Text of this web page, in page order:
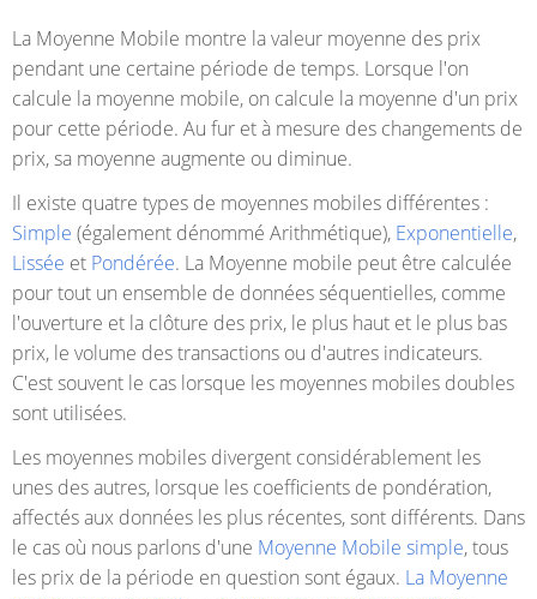
La Moyenne Mobile montre la valeur moyenne des prix
pendant une certaine période de temps. Lorsque l'on
calcule la moyenne mobile, on calcule la moyenne d'un prix
pour cette période. Au fur et à mesure des changements de
prix, sa moyenne augmente ou diminue.
Il existe quatre types de moyennes mobiles différentes :
Simple (également dénommé Arithmétique), Exponentielle,
Lissée et Pondérée. La Moyenne mobile peut être calculée
pour tout un ensemble de données séquentielles, comme
l'ouverture et la clôture des prix, le plus haut et le plus bas
prix, le volume des transactions ou d'autres indicateurs.
C'est souvent le cas lorsque les moyennes mobiles doubles
sont utilisées.
Les moyennes mobiles divergent considérablement les
unes des autres, lorsque les coefficients de pondération,
affectés aux données les plus récentes, sont différents. Dans
le cas où nous parlons d'une Moyenne Mobile simple, tous
les prix de la période en question sont égaux. La Moyenne